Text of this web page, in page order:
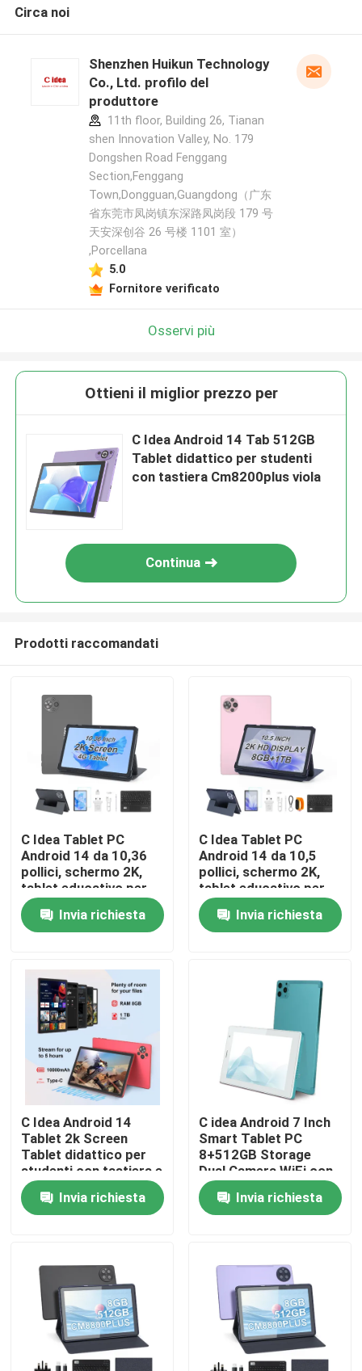
Casa
Video
Mostra VR
Chi siamo
Fatory Tour
Controllo di qualità
notizie
Richiedere un preventivo
Circa noi
Shenzhen Huikun Technology
Co., Ltd. profilo del
produttore
11th floor, Building 26, Tianan
shen Innovation Valley, No. 179
Dongshen Road Fenggang
Section,Fenggang
Town,Dongguan,Guangdong（广东
省东莞市凤岗镇东深路凤岗段 179 号
天安深创谷 26 号楼 1101 室）
,Porcellana
5.0
Fornitore verificato
Osservi più
Ottieni il miglior prezzo per
C Idea Android 14 Tab 512GB
Tablet didattico per studenti
con tastiera Cm8200plus viola
Continua
Prodotti raccomandati
C Idea Tablet PC
Android 14 da 10,36
pollici, schermo 2K,
tablet educativo per
studenti R1036
Invia richiesta
C Idea Tablet PC
Android 14 da 10,5
pollici, schermo 2K,
tablet educativo per
studenti CM10500
Plus
Invia richiesta
C Idea Android 14
Tablet 2k Screen
Tablet didattico per
studenti con tastiera e
mouse CM10500 Plus
RossoInvia richiesta
C idea Android 7 Inch
Smart Tablet PC
8+512GB Storage
Dual Camera WiFi con
custodia per
adolescenti di
apprendimento /
Invia richiesta